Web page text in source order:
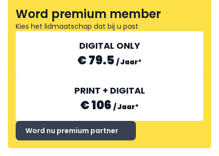
Word premium member
Kies het lidmaatschap dat bij u past
DIGITAL ONLY
€ 79.5 /Jaar*
PRINT + DIGITAL
€ 106 /Jaar*
Word nu premium partner